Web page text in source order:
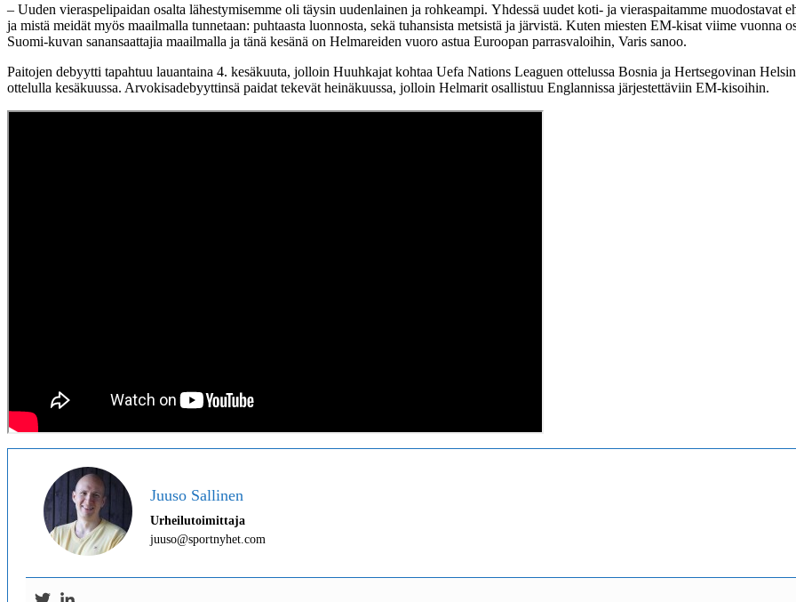
– Uuden vieraspelipaidan osalta lähestymisemme oli täysin uudenlainen ja rohkeampi. Yhdessä uudet koti- ja vieraspaitamme muodostavat
ja mistä meidät myös maailmalla tunnetaan: puhtaasta luonnosta, sekä tuhansista metsistä ja järvistä. Kuten miesten EM-kisat viime
Suomi-kuvan sanansaattajia maailmalla ja tänä kesänä on Helmareiden vuoro astua Euroopan parrasvaloihin, Varis sanoo.
Paitojen debyytti tapahtuu lauantaina 4. kesäkuuta, jolloin Huuhkajat kohtaa Uefa Nations Leaguen ottelussa Bosnia ja Hertsegovinan
ottelulla kesäkuussa. Arvokisadebyyttinsä paidat tekevät heinäkuussa, jolloin Helmarit osallistuu Englannissa järjestettäviin EM-kisoihin.
Juuso Sallinen
Urheilutoimittaja
juuso@sportnyhet.com